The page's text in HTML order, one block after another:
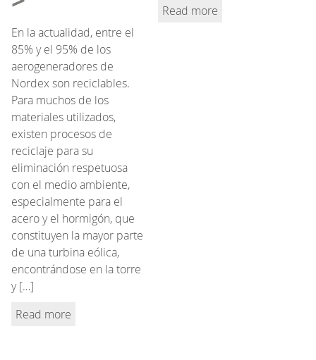
En la actualidad, entre el
85% y el 95% de los
aerogeneradores de
Nordex son reciclables.
Para muchos de los
materiales utilizados,
existen procesos de
reciclaje para su
eliminación respetuosa
con el medio ambiente,
especialmente para el
acero y el hormigón, que
constituyen la mayor parte
de una turbina eólica,
encontrándose en la torre
y […]
Read more
Read more